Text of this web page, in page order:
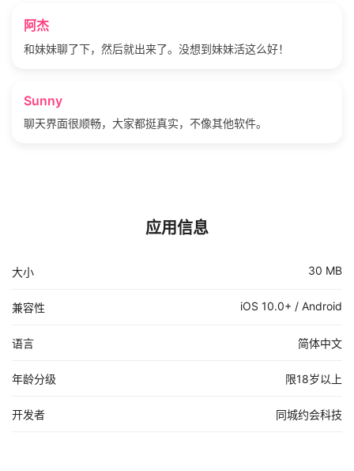
阿杰
和妹妹聊了下，然后就出来了。没想到妹妹活这么好！
Sunny
聊天界面很顺畅，大家都挺真实，不像其他软件。
应用信息
大小 30 MB
兼容性 iOS 10.0+ / Android
语言 简体中文
年龄分级 限18岁以上
开发者 同城约会科技